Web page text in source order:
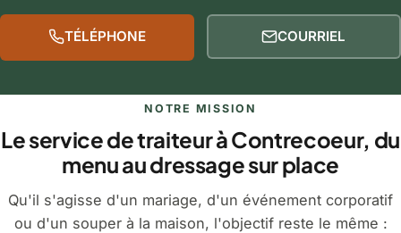
TÉLÉPHONE COURRIEL
NOTRE MISSION
Le service de traiteur à Contrecoeur, du
menu au dressage sur place
Qu'il s'agisse d'un mariage, d'un événement corporatif
ou d'un souper à la maison, l'objectif reste le même :